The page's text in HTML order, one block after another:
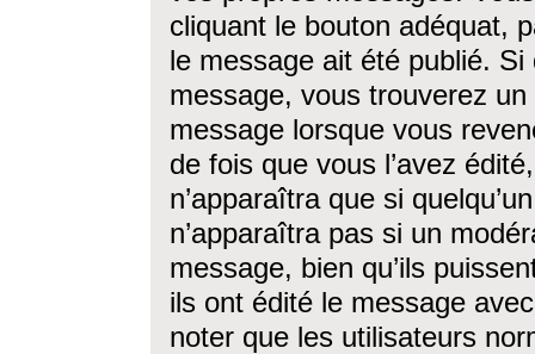
cliquant le bouton adéquat,
le message ait été publié. Si
message, vous trouverez
message lorsque vous
de fois que vous l’avez
n’apparaîtra que si
n’apparaîtra pas si un
message, bien qu’ils
ils ont édité le message
noter que les utilisateurs